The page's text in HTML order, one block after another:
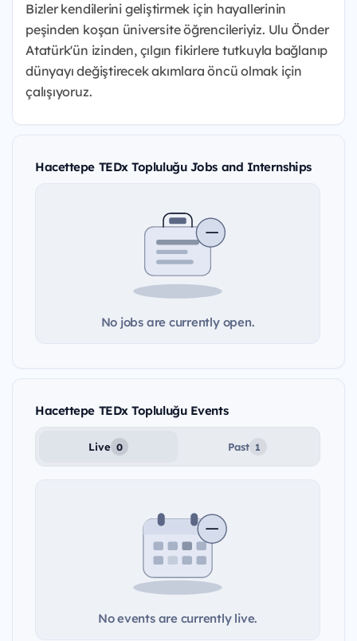
Bizler kendilerini geliştirmek için hayallerinin
peşinden koşan üniversite öğrencileriyiz. Ulu Önder
Atatürk'ün izinden, çılgın fikirlere tutkuyla bağlanıp
dünyayı değiştirecek akımlara öncü olmak için
çalışıyoruz.
Hacettepe TEDx Topluluğu Jobs and Internships
No jobs are currently open.
Hacettepe TEDx Topluluğu Events
Live 0 Past 1
No events are currently live.